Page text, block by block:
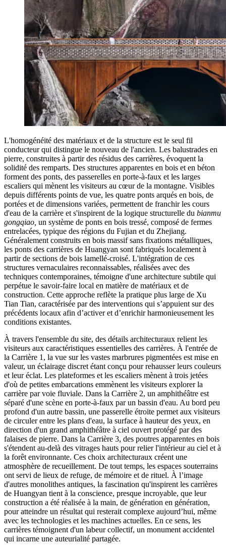
L'homogénéité des matériaux et de la structure est le seul fil
conducteur qui distingue le nouveau de l'ancien. Les balustrades en
pierre, construites à partir des résidus des carrières, évoquent la
solidité des remparts. Des structures apparentes en bois et en béton
forment des ponts, des passerelles en porte-à-faux et les larges
escaliers qui mènent les visiteurs au cœur de la montagne. Visibles
depuis différents points de vue, les quatre ponts arqués en bois, de
portées et de dimensions variées, permettent de franchir les cours
d'eau de la carrière et s'inspirent de la logique structurelle du bianmu
gongqiao, un système de ponts en bois tressé, composé de fermes
entrelacées, typique des régions du Fujian et du Zhejiang.
Généralement construits en bois massif sans fixations métalliques,
les ponts des carrières de Huangyan sont fabriqués localement à
partir de sections de bois lamellé-croisé. L'intégration de ces
structures vernaculaires reconnaissables, réalisées avec des
techniques contemporaines, témoigne d'une architecture subtile qui
perpétue le savoir-faire local en matière de matériaux et de
construction. Cette approche reflète la pratique plus large de Xu
Tian Tian, caractérisée par des interventions qui s’appuient sur des
précédents locaux afin d’activer et d’enrichir harmonieusement les
conditions existantes.
À travers l'ensemble du site, des détails architecturaux relient les
visiteurs aux caractéristiques essentielles des carrières. À l'entrée de
la Carrière 1, la vue sur les vastes marbrures pigmentées est mise en
valeur, un éclairage discret étant conçu pour rehausser leurs couleurs
et leur éclat. Les plateformes et les escaliers mènent à trois jetées
d'où de petites embarcations emmènent les visiteurs explorer la
carrière par voie fluviale. Dans la Carrière 2, un amphithéâtre est
séparé d'une scène en porte-à-faux par un bassin d'eau. Au bord peu
profond d'un autre bassin, une passerelle étroite permet aux visiteurs
de circuler entre les plans d'eau, la surface à hauteur des yeux, en
direction d'un grand amphithéâtre à ciel ouvert protégé par des
falaises de pierre. Dans la Carrière 3, des poutres apparentes en bois
s'étendent au-delà des vitrages hauts pour relier l'intérieur au ciel et à
la forêt environnante. Ces choix architecturaux créent une
atmosphère de recueillement. De tout temps, les espaces souterrains
ont servi de lieux de refuge, de mémoire et de rituel. À l’image
d'autres monolithes antiques, la fascination qu'inspirent les carrières
de Huangyan tient à la conscience, presque incroyable, que leur
construction a été réalisée à la main, de génération en génération,
pour atteindre un résultat qui resterait complexe aujourd’hui, même
avec les technologies et les machines actuelles. En ce sens, les
carrières témoignent d'un labeur collectif, un monument accidentel
qui incarne une auteurialité partagée.